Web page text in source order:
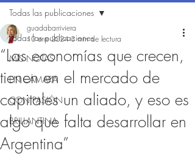
Todas las publicaciones
MIS NOTAS
EN CÁMARA
CON PASIÓN
BRILLANTINA
Todas las publicaciones
“Las economías que crecen,
tienen en el mercado de
capitales un aliado, y eso es
algo que falta desarrollar en
Argentina”
guadabarriviera
10 ene 2024 3 min de lectura